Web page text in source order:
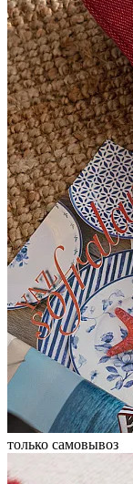
только самовывоз